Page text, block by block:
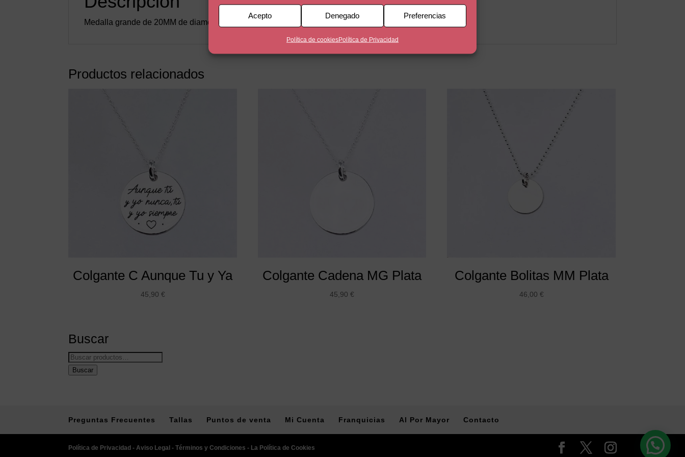
Acepto Denegado Preferencias
Política de cookiesPolítica de Privacidad
Medalla grande de 20MM de diametro personalizable de plata de ley 925.
Productos relacionados
Colgante C Aunque Tu y Ya
45,90 €
Colgante Cadena MG Plata
45,90€
Colgante Bolitas MM Plata
46,00 €
Buscar
Buscar
por:
Buscar
Preguntas Frecuentes Tallas Puntos de venta Mi Cuenta Franquicias Al Por Mayor Contacto
Política de Privacidad - Aviso Legal -Términos y Condiciones - La Política de Cookies